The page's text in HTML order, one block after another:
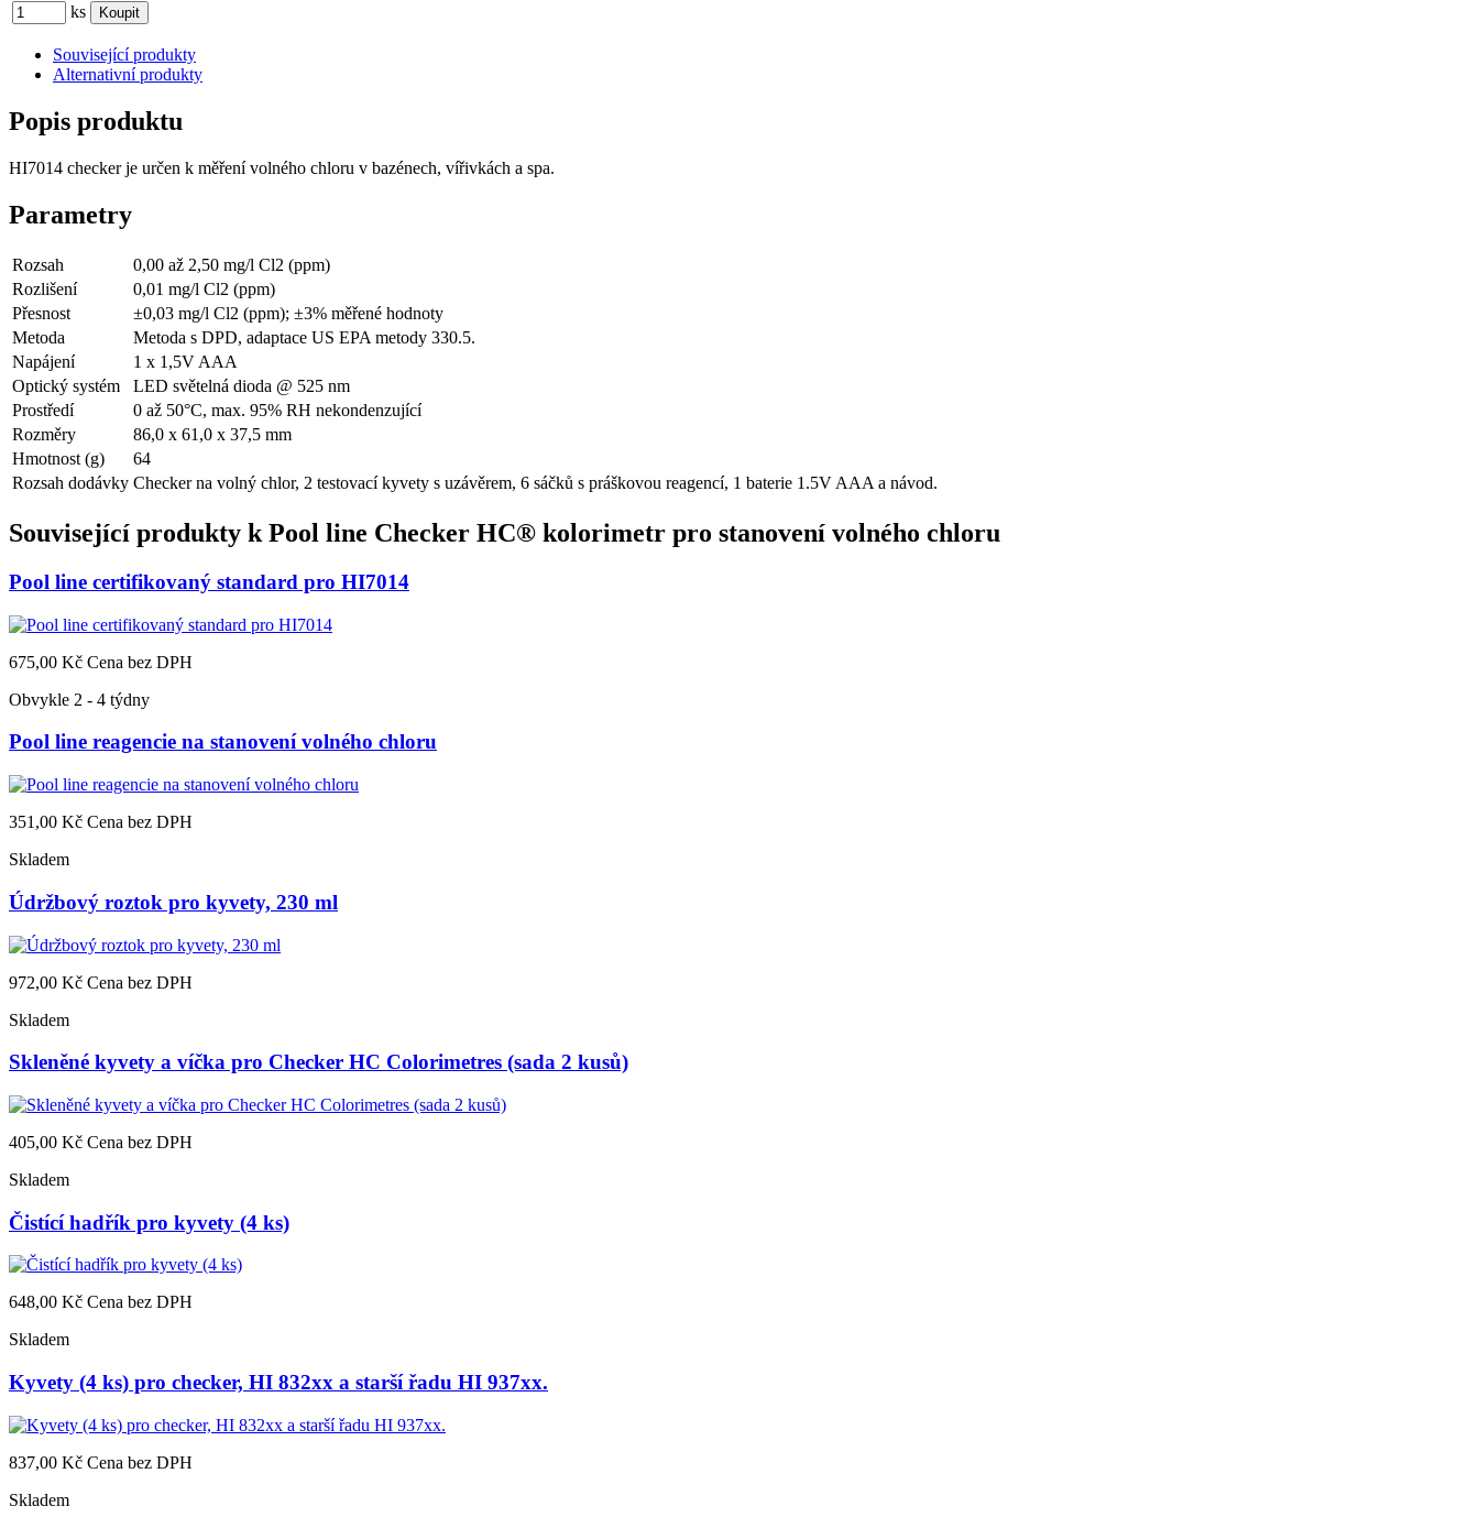
ks
Související produkty
Alternativní produkty
Popis produktu
HI7014 checker je určen k měření volného chloru v bazénech, vířivkách a spa.
Parametry
Rozsah
0,00 až 2,50 mg/l Cl2 (ppm)
Rozlišení
0,01 mg/l Cl2 (ppm)
Přesnost
±0,03 mg/l Cl2 (ppm); ±3% měřené hodnoty
Metoda
Metoda s DPD, adaptace US EPA metody 330.5.
Napájení
1 x 1,5V AAA
Optický systém
LED světelná dioda @ 525 nm
Prostředí
0 až 50°C, max. 95% RH nekondenzující
Rozměry
86,0 x 61,0 x 37,5 mm
Hmotnost (g)
64
Rozsah dodávky Checker na volný chlor, 2 testovací kyvety s uzávěrem, 6 sáčků s práškovou reagencí, 1 baterie 1.5V AAA a návod.
Související produkty k Pool line Checker HC® kolorimetr pro stanovení volného chloru
Pool line certifikovaný standard pro HI7014
675,00 Kč Cena bez DPH
Obvykle 2 - 4 týdny
Pool line reagencie na stanovení volného chloru
351,00 Kč Cena bez DPH
Skladem
Údržbový roztok pro kyvety, 230 ml
972,00 Kč Cena bez DPH
Skladem
Skleněné kyvety a víčka pro Checker HC Colorimetres (sada 2 kusů)
405,00 Kč Cena bez DPH
Skladem
Čistící hadřík pro kyvety (4 ks)
648,00 Kč Cena bez DPH
Skladem
Kyvety (4 ks) pro checker, HI 832xx a starší řadu HI 937xx.
837,00 Kč Cena bez DPH
Skladem